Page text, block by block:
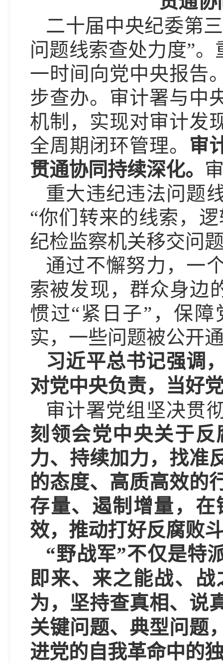
二十届中央纪委第
问题线索查处力度”
一时间向党中央报告
步查办。审计署与中
机制，实现对审计发
全周期闭环管理。 审
贯通协同持续深化。
重大违纪违法问题
“你们转来的线索，
纪检监察机关移交问
通过不懈努力，一
索被发现，群众身边
惯过“紧日子”，保
实，一些问题被公开
习近平总书记强调
对党中央负责，当好
审计署党组坚决贯
刻领会党中央关于
力、持续加力，找准
的态度、高质高效的
存量、遏制增量，
效，推动打好反腐败
“野战军”不仅是特
即来、来之能战、
为，坚持查真相、说
关键问题、典型问题
进党的自我革命中的